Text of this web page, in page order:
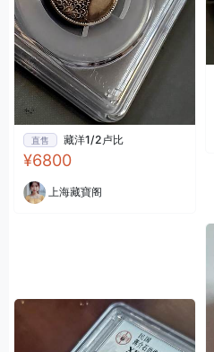
直售 藏洋1/2卢比
¥6800
上海藏寶阁